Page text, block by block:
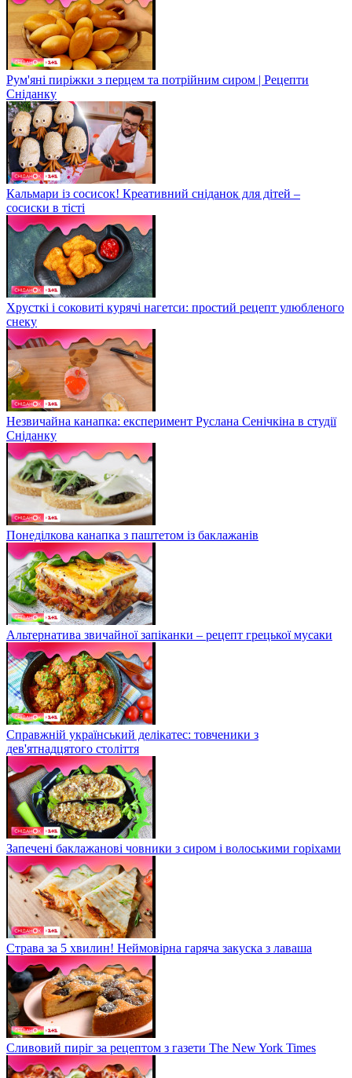
Рум'яні пиріжки з перцем та потрійним сиром | Рецепти
Сніданку
Кальмари із сосисок! Креативний сніданок для дітей –
сосиски в тісті
Хрусткі і соковиті курячі нагетси: простий рецепт улюбленого
снеку
Незвичайна канапка: експеримент Руслана Сенічкіна в студії
Сніданку
Понеділкова канапка з паштетом із баклажанів
Альтернатива звичайної запіканки – рецепт грецької мусаки
Справжній український делікатес: товченики з
дев'ятнадцятого століття
Запечені баклажанові човники з сиром і волоськими горіхами
Страва за 5 хвилин! Неймовірна гаряча закуска з лаваша
Сливовий пиріг за рецептом з газети The New York Times